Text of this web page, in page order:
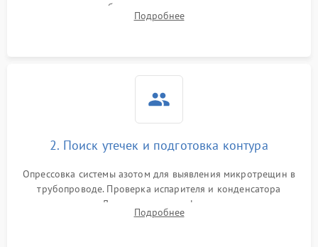
1000 ₽
1800 ₽
сопротивления обмоток мотора, проверка термостата и
считывание кодов ошибок с электронного дисплея.
Подробнее
2. Поиск утечек и подготовка контура
Опрессовка системы азотом для выявления микротрещин в
трубопроводе. Проверка испарителя и конденсатора
течеискателем. Демонтаж старого фильтра-осушителя и
продувка капиллярной трубки для устранения засоров.
Подробнее